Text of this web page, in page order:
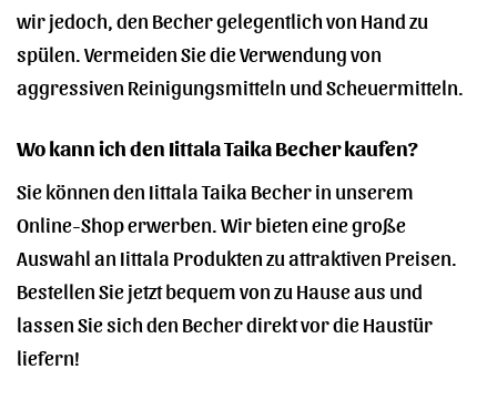
wir jedoch, den Becher gelegentlich von Hand zu
spülen. Vermeiden Sie die Verwendung von
aggressiven Reinigungsmitteln und Scheuermitteln.
Wo kann ich den Iittala Taika Becher kaufen?
Sie können den Iittala Taika Becher in unserem
Online-Shop erwerben. Wir bieten eine große
Auswahl an Iittala Produkten zu attraktiven Preisen.
Bestellen Sie jetzt bequem von zu Hause aus und
lassen Sie sich den Becher direkt vor die Haustür
liefern!